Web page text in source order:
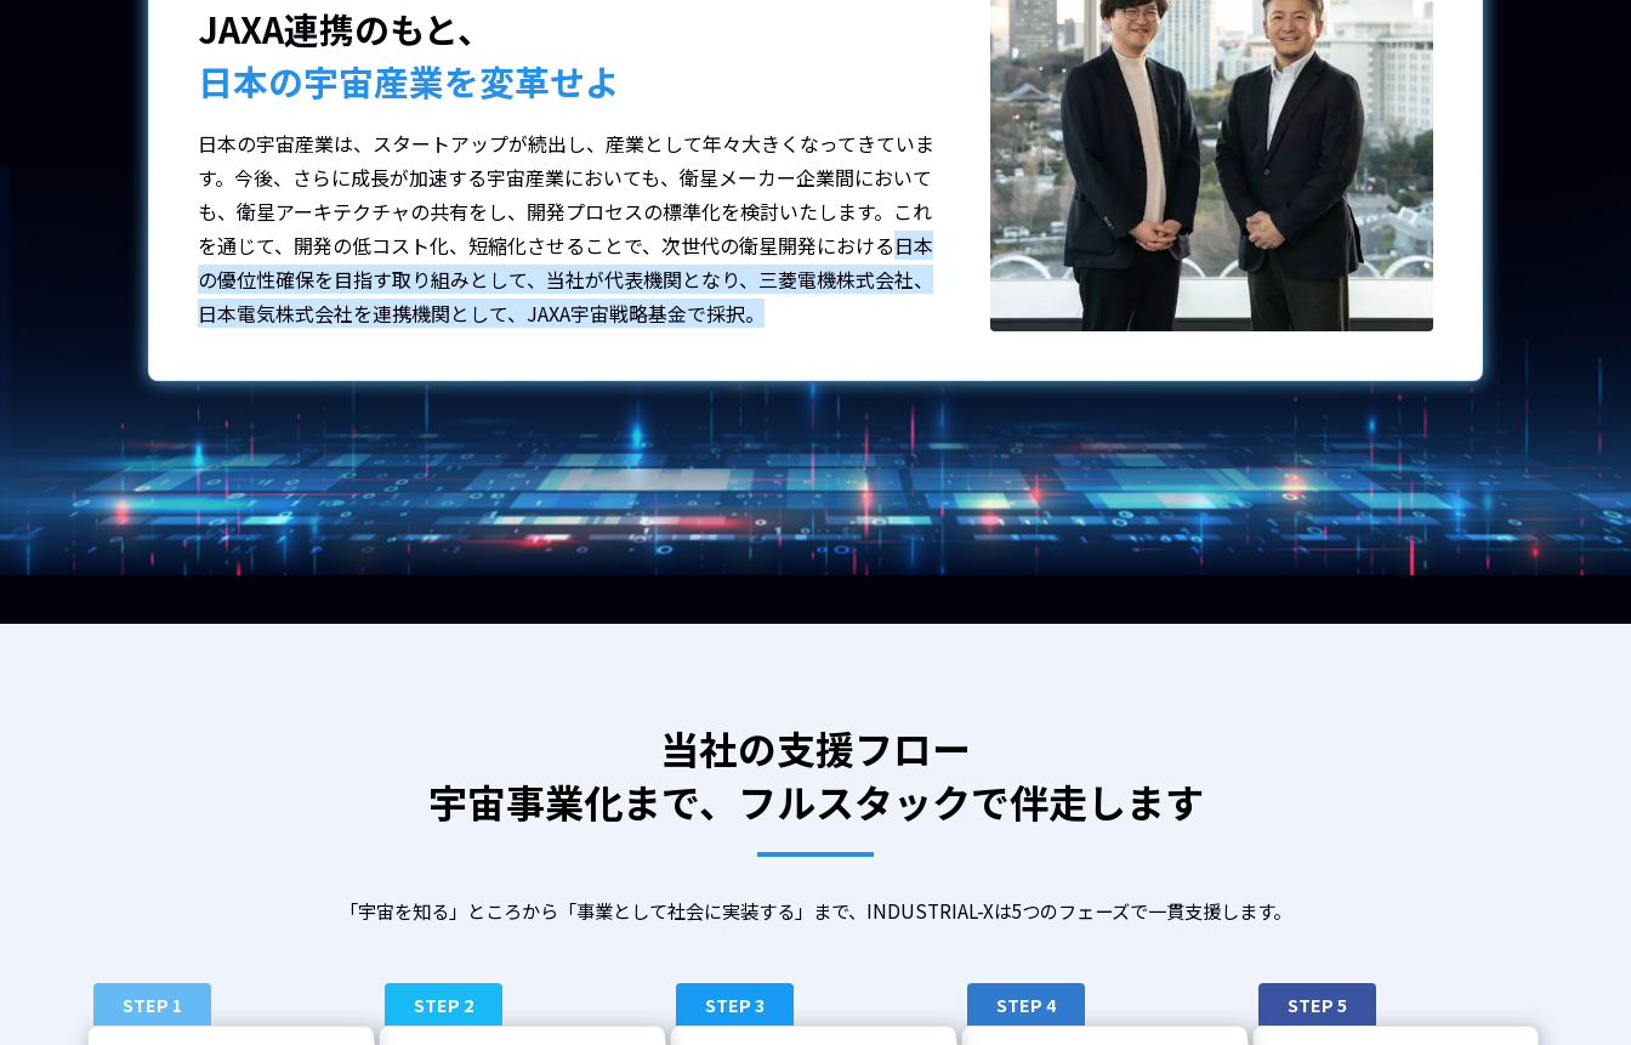
JAXA連携のもと、
日本の宇宙産業を変革せよ
日本の宇宙産業は、スタートアップが続出し、産業として年々大きくなってきていま
す。今後、さらに成長が加速する宇宙産業においても、衛星メーカー企業間において
も、衛星アーキテクチャの共有をし、開発プロセスの標準化を検討いたします。これ
を通じて、開発の低コスト化、短縮化させることで、次世代の衛星開発における日本
の優位性確保を目指す取り組みとして、当社が代表機関となり、三菱電機株式会社、
日本電気株式会社を連携機関として、JAXA宇宙戦略基金で採択。
当社の支援フロー
宇宙事業化まで、フルスタックで伴走します
「宇宙を知る」ところから「事業として社会に実装する」まで、INDUSTRIAL-Xは5つのフェーズで一貫支援します。
STEP 1 STEP 2 STEP 3 STEP 4 STEP 5